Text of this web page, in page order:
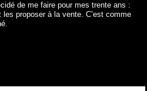
de me faire pour mes trente ans :
proposer à la vente. C’est comme